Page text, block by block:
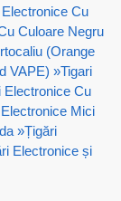
Electronice Cu
Culoare Negru
(Orange
VAPE) »Tigari
Electronice Cu
Mici
»Țigări
Electronice și